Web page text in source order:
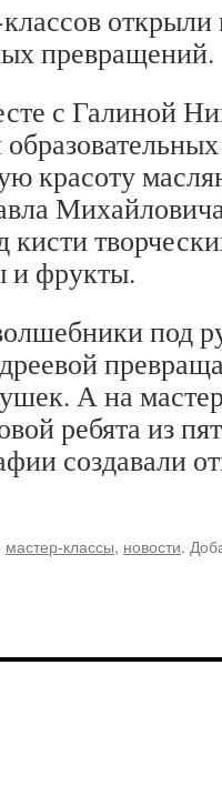
превращений.
с Галиной
красоту
и фрукты.
под
А на
ребята из
создавали
мастер-классы, новости.